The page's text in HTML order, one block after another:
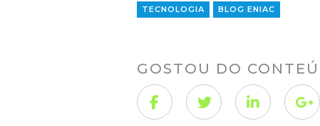
TECNOLOGIA BLOG ENIAC
GOSTOU DO